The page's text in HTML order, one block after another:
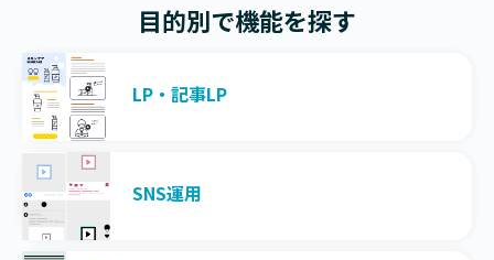
目的別で機能を探す
LP・記事LP
SNS運用